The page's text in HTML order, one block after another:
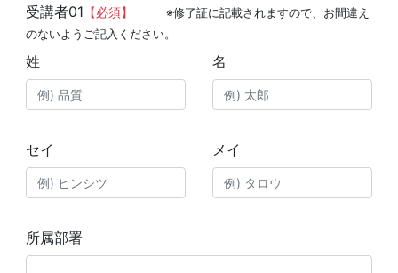
受講者01 【必須】
※修了証に記載されますので、お間違え
のないようご記入ください。
姓 名
セイ メイ
所属部署